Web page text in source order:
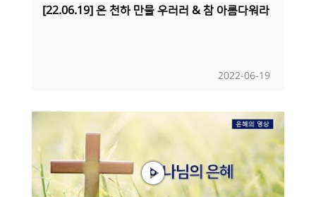
[22.06.19] 온 천하 만물 우러러 & 참 아름다워라
2022-06-19